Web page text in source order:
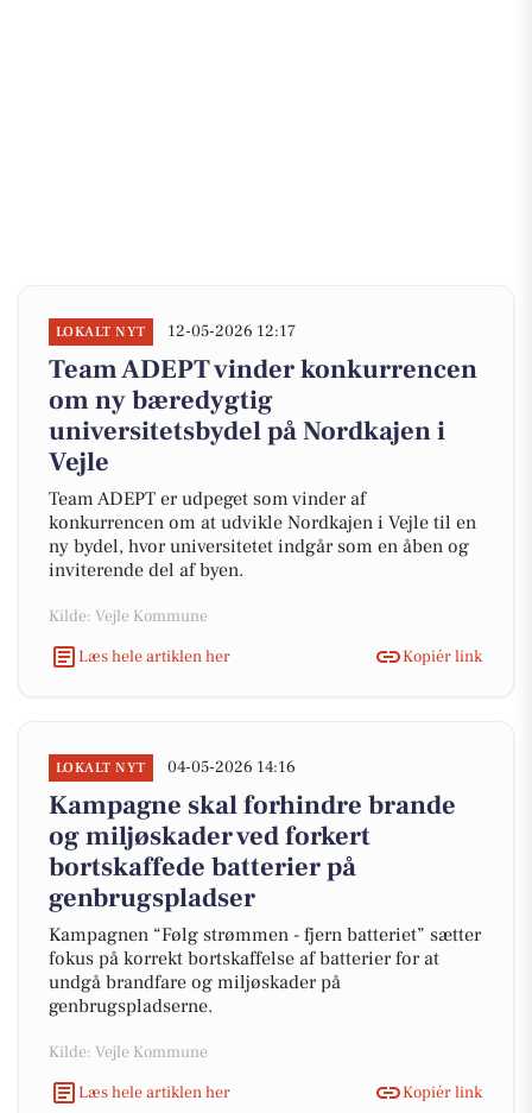
LOKALT NYT 12-05-2026 12:17
Team ADEPT vinder konkurrencen
om ny bæredygtig
universitetsbydel på Nordkajen i
Vejle
Team ADEPT er udpeget som vinder af
konkurrencen om at udvikle Nordkajen i Vejle til en
ny bydel, hvor universitetet indgår som en åben og
inviterende del af byen.
Kilde: Vejle Kommune
Læs hele artiklen her
Kopiér link
LOKALT NYT 04-05-2026 14:16
Kampagne skal forhindre brande
og miljøskader ved forkert
bortskaffede batterier på
genbrugspladser
Kampagnen “Følg strømmen - fjern batteriet” sætter
fokus på korrekt bortskaffelse af batterier for at
undgå brandfare og miljøskader på
genbrugspladserne.
Kilde: Vejle Kommune
Læs hele artiklen her
Kopiér link